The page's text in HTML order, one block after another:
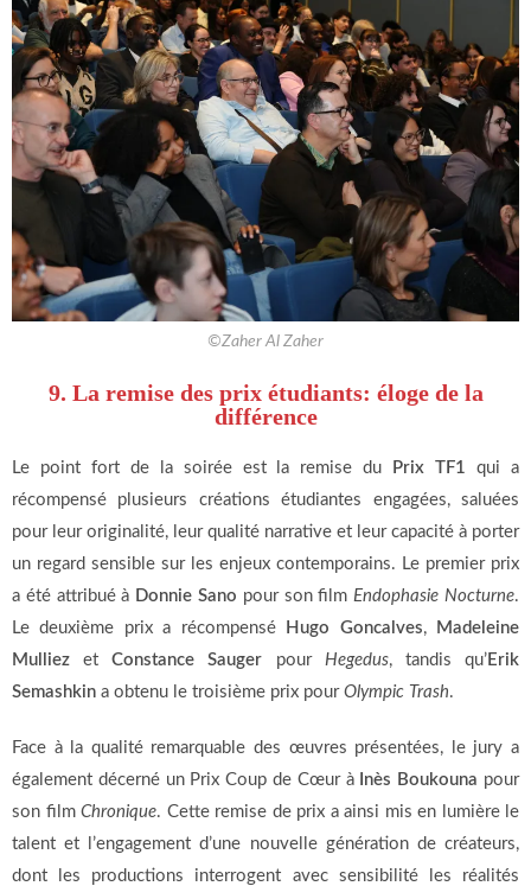
©Zaher Al Zaher
9. La remise des prix étudiants: éloge de la
différence
Le point fort de la soirée est la remise du Prix TF1 qui a
récompensé plusieurs créations étudiantes engagées, saluées
pour leur originalité, leur qualité narrative et leur capacité à porter
un regard sensible sur les enjeux contemporains. Le premier prix
a été attribué à Donnie Sano pour son film Endophasie Nocturne.
Le deuxième prix a récompensé
Hugo Goncalves,
Madeleine
MulliezetConstance Sauger pour Hegedus, tandis qu’ Erik
Semashkin a obtenu le troisième prix pour Olympic Trash.
Face à la qualité remarquable des œuvres présentées, le jury a
également décerné un Prix Coup de Cœur à Inès Boukouna pour
son film Chronique. Cette remise de prix a ainsi mis en lumière le
talent et l’engagement d’une nouvelle génération de créateurs,
dont les productions interrogent avec sensibilité les réalités